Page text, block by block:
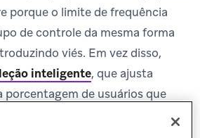
porque o limite de frequência
de controle da mesma forma
viés. Em vez disso,
inteligente, que ajusta
de usuários que
com base na análise de dados
Campaign.